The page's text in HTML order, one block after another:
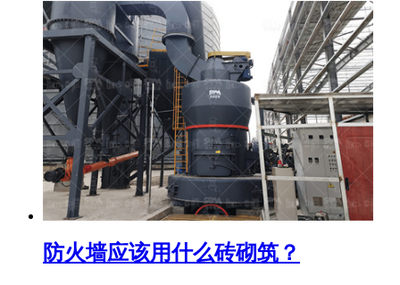
防火墙应该用什么砖砌筑？